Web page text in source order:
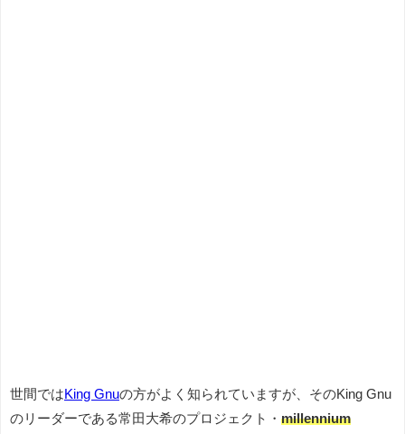
世間では King Gnuの方がよく知られていますが、そのKing Gnu
のリーダーである常田大希のプロジェクト・ millennium